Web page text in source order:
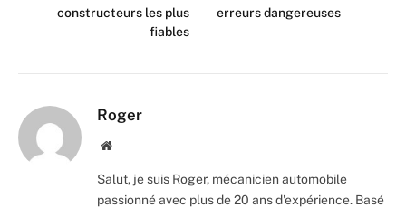
constructeurs les plus
fiables
erreurs dangereuses
Roger
Website
Salut, je suis Roger, mécanicien automobile
passionné avec plus de 20 ans d'expérience. Basé